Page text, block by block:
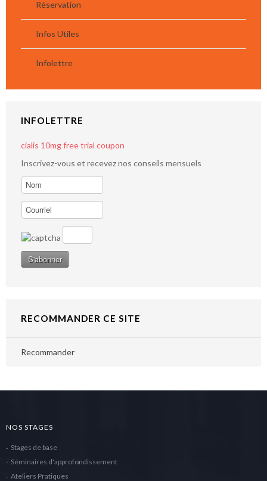
Réservation
Infos Utiles
Infolettre
INFOLETTRE
cialis 10mg free trial coupon
Inscrivez-vous et recevez nos conseils mensuels
RECOMMANDER CE SITE
Recommander
NOS STAGES
Stages de base
Séminaires d'approfondissement
Ateliers Pratiques